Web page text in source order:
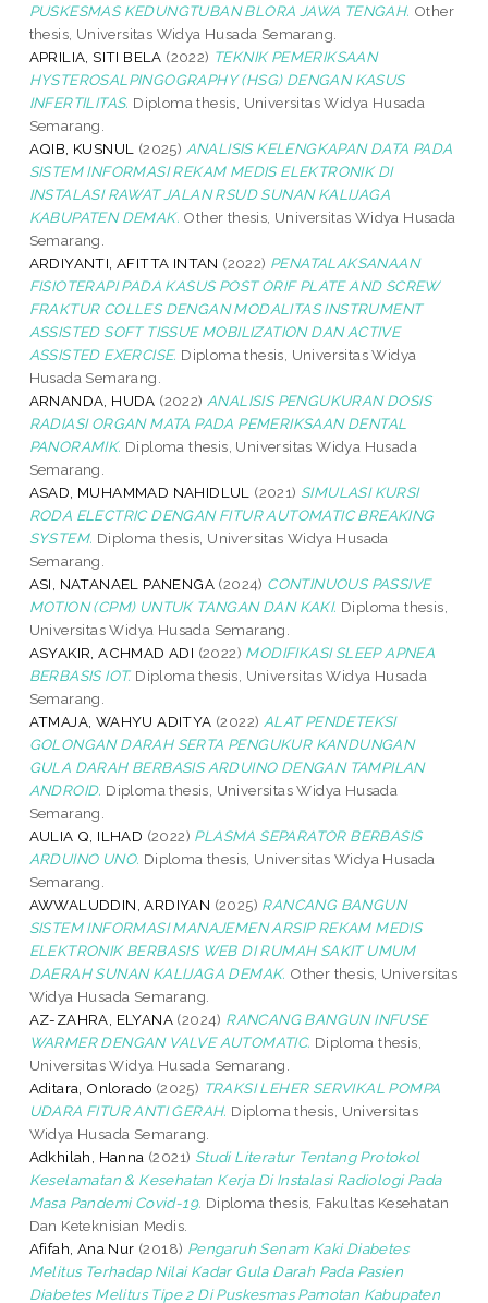
PUSKESMAS KEDUNGTUBAN BLORA JAWA TENGAH. Other
thesis, Universitas Widya Husada Semarang.
APRILIA, SITI BELA (2022) TEKNIK PEMERIKSAAN
HYSTEROSALPINGOGRAPHY (HSG) DENGAN KASUS
INFERTILITAS. Diploma thesis, Universitas Widya Husada
Semarang.
AQIB, KUSNUL
(2025) ANALISIS KELENGKAPAN DATA PADA
SISTEM INFORMASI REKAM MEDIS ELEKTRONIK DI
INSTALASI RAWAT JALAN RSUD SUNAN KALIJAGA
KABUPATEN DEMAK. Other thesis, Universitas Widya Husada
Semarang.
ARDIYANTI, AFITTA INTAN (2022) PENATALAKSANAAN
FISIOTERAPI PADA KASUS POST ORIF PLATE AND SCREW
FRAKTUR COLLES DENGAN MODALITAS INSTRUMENT
ASSISTED SOFT TISSUE MOBILIZATION DAN ACTIVE
ASSISTED EXERCISE. Diploma thesis, Universitas Widya
Husada Semarang.
ARNANDA, HUDA (2022) ANALISIS PENGUKURAN DOSIS
RADIASI ORGAN MATA PADA PEMERIKSAAN DENTAL
PANORAMIK. Diploma thesis, Universitas Widya Husada
Semarang.
ASAD, MUHAMMAD NAHIDLUL
(2021) SIMULASI KURSI
RODA ELECTRIC DENGAN FITUR AUTOMATIC BREAKING
SYSTEM. Diploma thesis, Universitas Widya Husada
Semarang.
ASI, NATANAEL PANENGA (2024) CONTINUOUS PASSIVE
MOTION (CPM) UNTUK TANGAN DAN KAKI. Diploma thesis,
Universitas Widya Husada Semarang.
ASYAKIR, ACHMAD ADI (2022) MODIFIKASI SLEEP APNEA
BERBASIS IOT. Diploma thesis, Universitas Widya Husada
Semarang.
ATMAJA, WAHYU ADITYA (2022) ALAT PENDETEKSI
GOLONGAN DARAH SERTA PENGUKUR KANDUNGAN
GULA DARAH BERBASIS ARDUINO DENGAN TAMPILAN
ANDROID. Diploma thesis, Universitas Widya Husada
Semarang.
AULIA Q, ILHAD (2022) PLASMA SEPARATOR BERBASIS
ARDUINO UNO. Diploma thesis, Universitas Widya Husada
Semarang.
AWWALUDDIN, ARDIYAN (2025) RANCANG BANGUN
SISTEM INFORMASI MANAJEMEN ARSIP REKAM MEDIS
ELEKTRONIK BERBASIS WEB DI RUMAH SAKIT UMUM
DAERAH SUNAN KALIJAGA DEMAK. Other thesis, Universitas
Widya Husada Semarang.
AZ-ZAHRA, ELYANA (2024) RANCANG BANGUN INFUSE
WARMER DENGAN VALVE AUTOMATIC. Diploma thesis,
Universitas Widya Husada Semarang.
Aditara, Onlorado (2025) TRAKSI LEHER SERVIKAL POMPA
UDARA FITUR ANTI GERAH. Diploma thesis, Universitas
Widya Husada Semarang.
Adkhilah, Hanna (2021) Studi Literatur Tentang Protokol
Keselamatan & Kesehatan Kerja Di Instalasi Radiologi Pada
Masa Pandemi Covid-19. Diploma thesis, Fakultas Kesehatan
Dan Keteknisian Medis.
Afifah, Ana Nur (2018) Pengaruh Senam Kaki Diabetes
Melitus Terhadap Nilai Kadar Gula Darah Pada Pasien
Diabetes Melitus Tipe 2 Di Puskesmas Pamotan Kabupaten